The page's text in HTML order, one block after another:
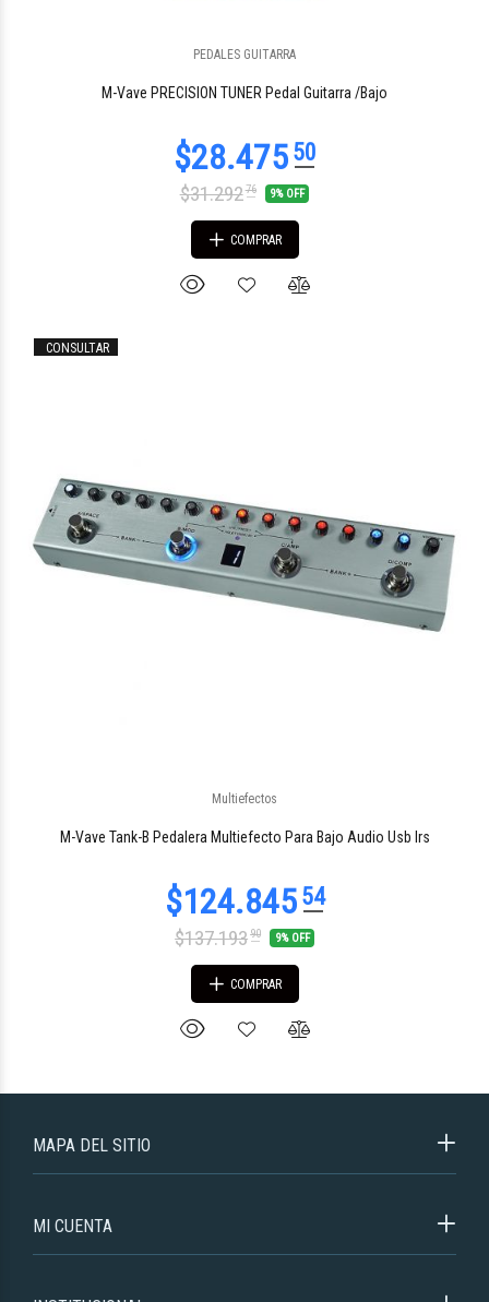
PEDALES GUITARRA
M-Vave PRECISION TUNER Pedal Guitarra /Bajo
$31.29276 9% OFF
COMPRAR
CONSULTAR
Multiefectos
M-Vave Tank-B Pedalera Multiefecto Para Bajo Audio Usb Irs
$137.19390 9% OFF
COMPRAR
MAPA DEL SITIO
MI CUENTA